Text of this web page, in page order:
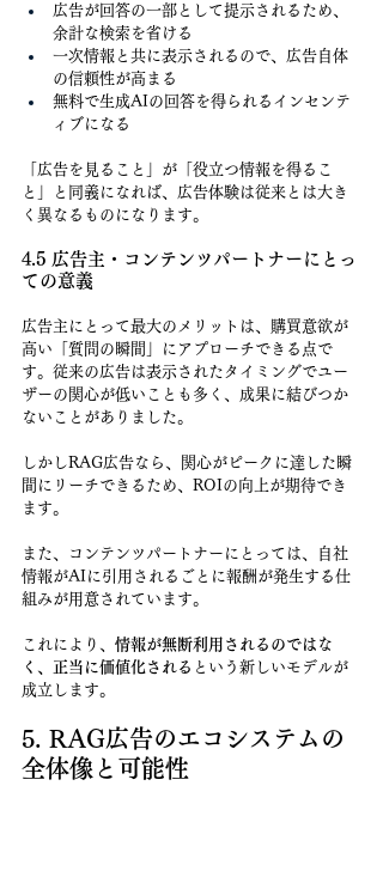
広告が回答の一部として提示されるため、
余計な検索を省ける
一次情報と共に表示されるので、広告自体
の信頼性が高まる
無料で生成AIの回答を得られるインセンテ
ィブになる
「広告を見ること」が「役立つ情報を得るこ
と」と同義になれば、広告体験は従来とは大き
く異なるものになります。
4.5 広告主・コンテンツパートナーにとっ
ての意義
広告主にとって最大のメリットは、購買意欲が
高い「質問の瞬間」にアプローチできる点で
す。従来の広告は表示されたタイミングでユー
ザーの関心が低いことも多く、成果に結びつか
ないことがありました。
しかしRAG広告なら、関心がピークに達した瞬
間にリーチできるため、ROIの向上が期待でき
ます。
また、コンテンツパートナーにとっては、自社
情報がAIに引用されるごとに報酬が発生する仕
組みが用意されています。
これにより、 情報が無断利用されるのではな
く、正当に価値化される という新しいモデルが
成立します。
5. RAG広告のエコシステムの
全体像と可能性